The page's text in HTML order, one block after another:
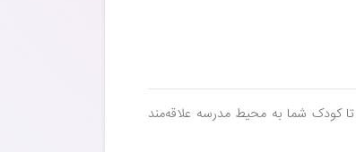
کودک شما به محیط مدرسه علاقه‌مند